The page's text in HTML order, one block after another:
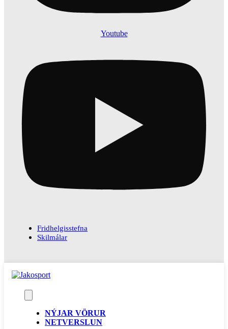
Youtube
Fridhelgisstefna
Skilmálar
NÝJAR VÖRUR
NETVERSLUN